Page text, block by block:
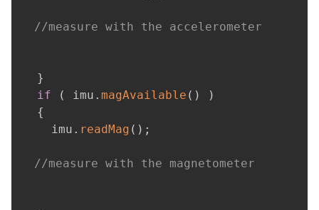
//measure with the accelerometer
}
if
( imu . magAvailable ( )
)
{
    imu
. readMag ( ) ;
//measure with the magnetometer